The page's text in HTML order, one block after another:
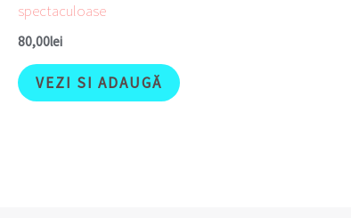
spectaculoase
80,00lei
VEZI SI ADAUGĂ